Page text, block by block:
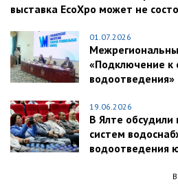
выставка EcoXpo может не
01.07.2026
«Подключение к
водоотведения»
19.06.2026
В Ялте обсудили
систем
водоотведения